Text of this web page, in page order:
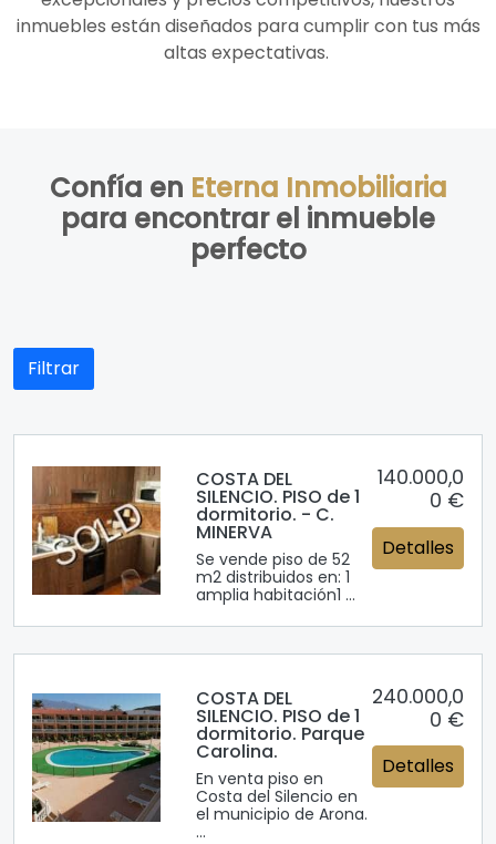
inmuebles están diseñados para cumplir con tus más
altas expectativas.
Confía en Eterna Inmobiliaria
para encontrar el inmueble
perfecto
Filtrar
COSTA DEL
SILENCIO. PISO de 1
dormitorio. - C.
MINERVA
Se vende piso de 52
m2 distribuidos en: 1
amplia habitación1 ...
140.000,0
0 €
Detalles
COSTA DEL
SILENCIO. PISO de 1
dormitorio. Parque
Carolina.
En venta piso en
Costa del Silencio en
el municipio de Arona.
...
240.000,0
0 €
Detalles